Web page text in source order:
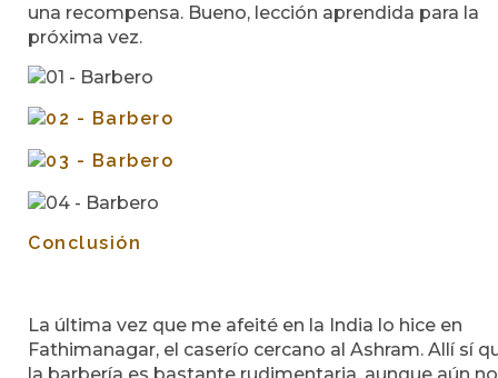
una recompensa. Bueno, lección aprendida para la
próxima vez.
Conclusión
La última vez que me afeité en la India lo hice en
Fathimanagar, el caserío cercano al Ashram. Allí sí